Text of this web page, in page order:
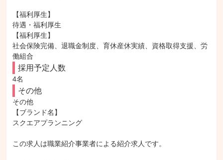
【福利厚生】
待遇・福利厚生
【福利厚生】
社会保険完備、退職金制度、育休産休実績、資格取得支援、労
働組合
採用予定人数
4名
その他
その他
【ブランド名】
スクエアプランニング
この求人は職業紹介事業者による紹介求人です。